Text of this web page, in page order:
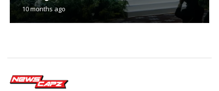
10 months ago